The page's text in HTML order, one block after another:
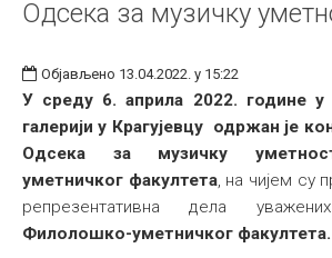
Одсека за музичку
Објављено 13.04.2022. у 15:22
У среду 6.априла 2022. године у
галерији у Крагујевцу одржан је
Одсека за музичку
уметничког факултета, на чијем су
репрезентативна дела уважених
Филолошко-уметничког факултета.